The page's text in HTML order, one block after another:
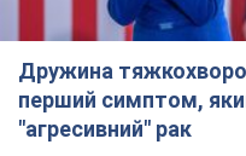
Дружина
перший симптом,
"агресивний" рак